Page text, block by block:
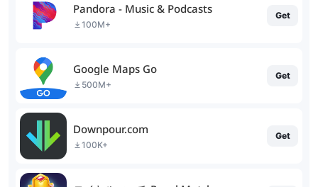
Pandora - Music & Podcasts
100M+
Get
Google Maps Go
500M+
Get
Downpour.com
100K+
Get